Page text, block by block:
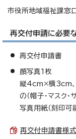
市役所地域福祉課窓
再交付申請に必要
再交付申請書
顔写真1枚
縦4cm×横3cm、
の（帽子・マスク
写真用紙（刻印可
再交付申請書様